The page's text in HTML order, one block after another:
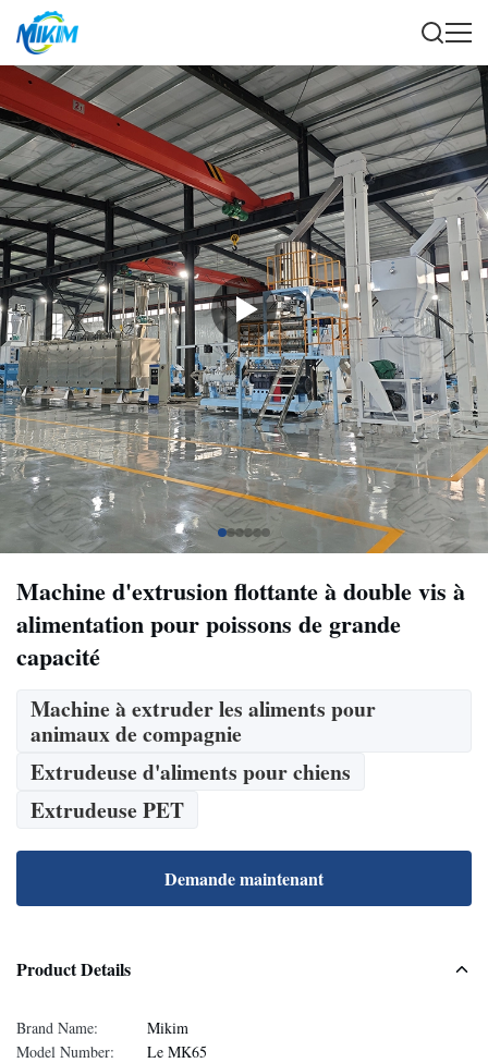
Machine d'extrusion flottante à double vis à
alimentation pour poissons de grande
capacité
Machine à extruder les aliments pour
animaux de compagnie
Extrudeuse d'aliments pour chiens
Extrudeuse PET
Demande maintenant
Product Details
Brand Name:
Mikim
Model Number:
Le MK65